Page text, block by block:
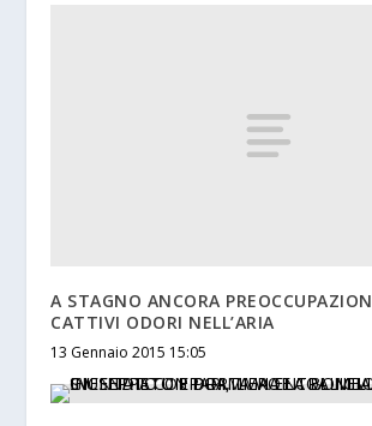
A STAGNO ANCORA
CATTIVI ODORI NELL’ARIA
13 Gennaio 2015 15:05